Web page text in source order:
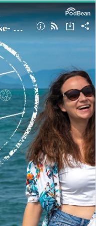
#103 - Das Highlight für Reise- & Fotobegeisterte: Photo+Adventure Wien